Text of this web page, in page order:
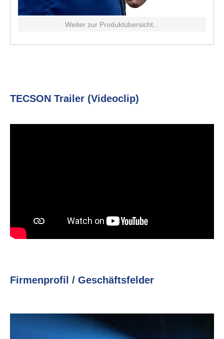
Weiter zur Produkt­über­sicht...
TECSON Trailer (Videoclip)
Firmen­profil / Geschäfts­felder